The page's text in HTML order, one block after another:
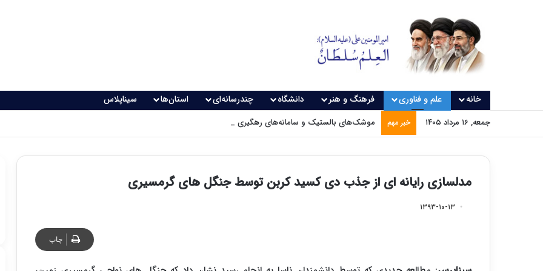
خانه علم و فناوری فرهنگ و هنر دانشگاه چندرسانه‌ای استان‌ها سیناپلاس
جمعه, ۱۶ مرداد ۱۴۰۵ خبر مهم موشک‌های بالستیک و سامانه‌های رهگیری پدافندی چگونه کار می کنند؟
مدلسازی رایانه ای از جذب دی کسید کربن توسط جنگل های گرمسیری
۱۳۹۳-۱۰-۱۳
چاپ